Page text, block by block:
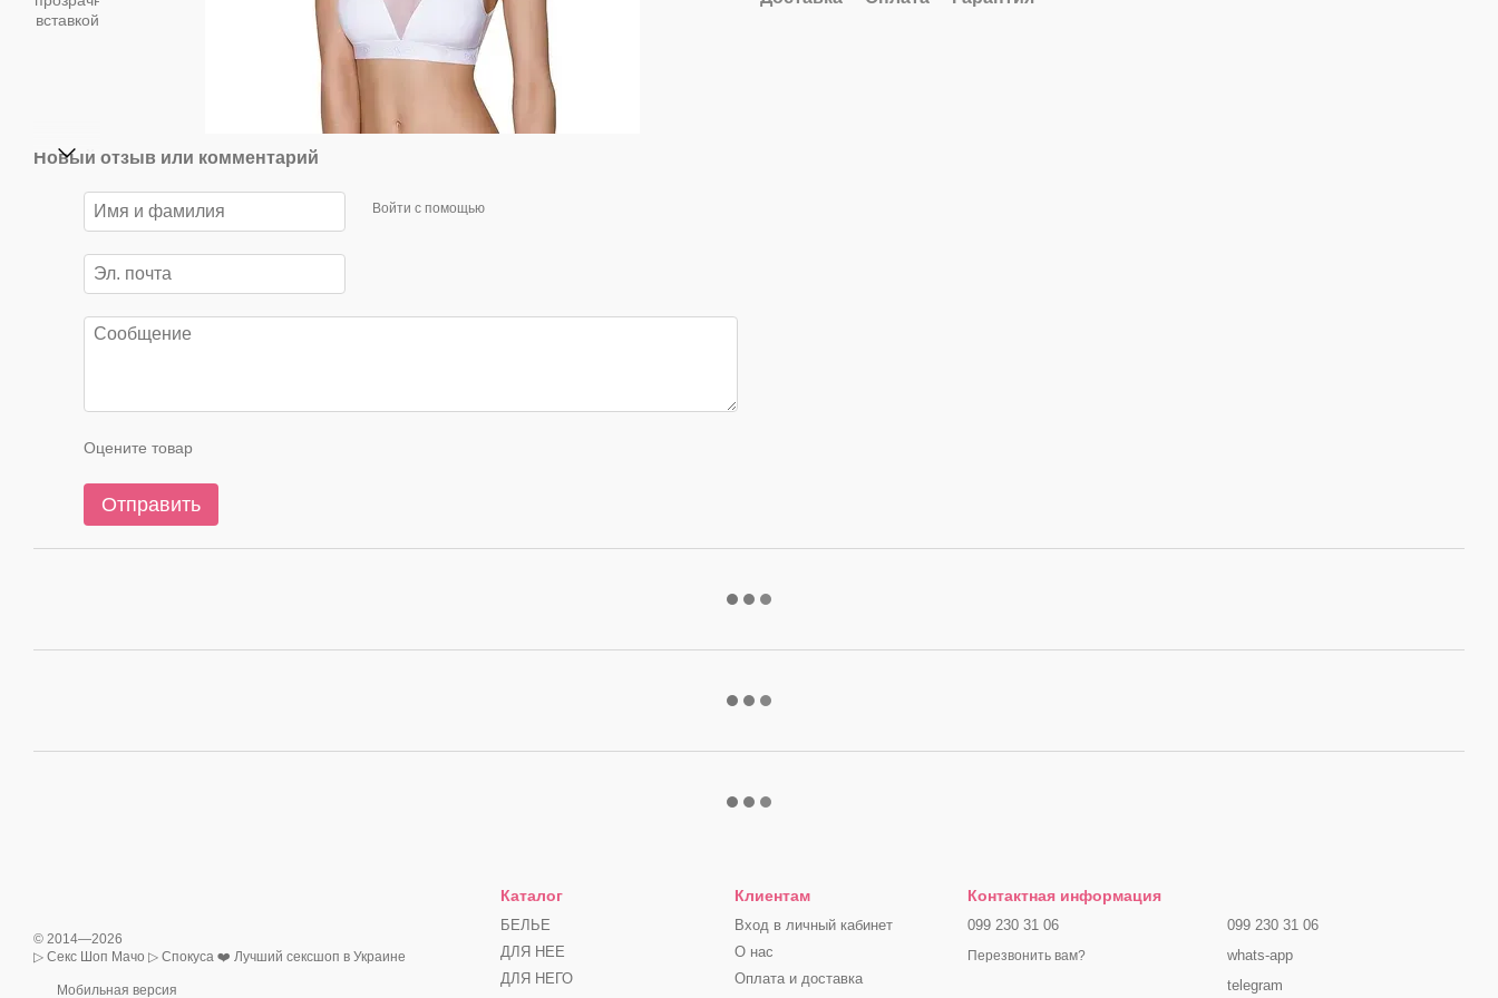
Новый отзыв или комментарий
Войти с помощью
Оцените товар
Отправить
© 2014—2026
▷ Секс Шоп Мачо ▷ Спокуса ❤️ Лучший сексшоп в Украине
Мобильная версия
Каталог
БЕЛЬЕ
ДЛЯ НЕЕ
ДЛЯ НЕГО
Клиентам
Вход в личный кабинет
О нас
Оплата и доставка
Контактная информация
099 230 31 06
Перезвонить вам?
099 230 31 06
whats-app
telegram